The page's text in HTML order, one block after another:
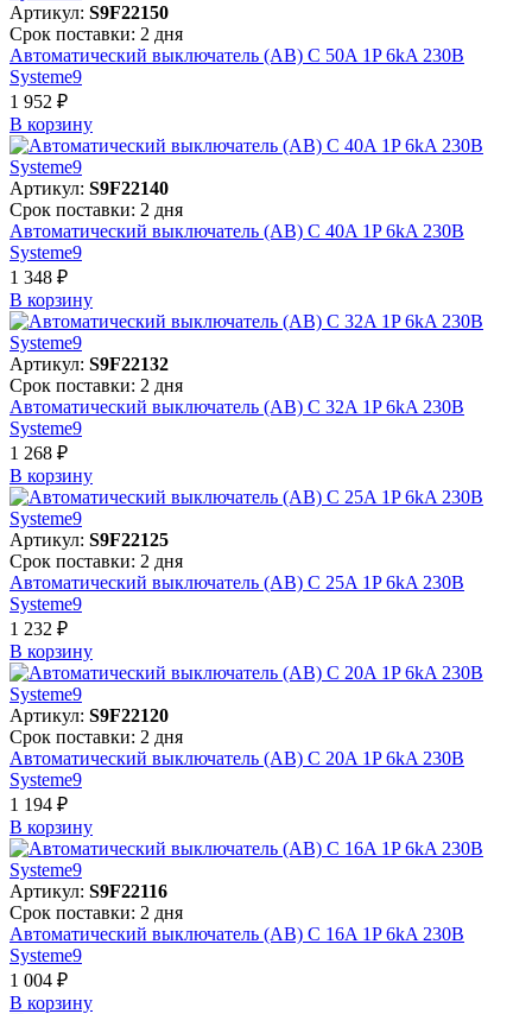
Артикул: S9F22150
Срок поставки: 2 дня
Автоматический выключатель (АВ) C 50A 1P 6kA 230В
Systeme9
1 952 ₽
В корзинy
Артикул: S9F22140
Срок поставки: 2 дня
Автоматический выключатель (АВ) C 40A 1P 6kA 230В
Systeme9
1 348 ₽
В корзинy
Артикул: S9F22132
Срок поставки: 2 дня
Автоматический выключатель (АВ) C 32A 1P 6kA 230В
Systeme9
1 268 ₽
В корзинy
Артикул: S9F22125
Срок поставки: 2 дня
Автоматический выключатель (АВ) C 25A 1P 6kA 230В
Systeme9
1 232 ₽
В корзинy
Артикул: S9F22120
Срок поставки: 2 дня
Автоматический выключатель (АВ) C 20A 1P 6kA 230В
Systeme9
1 194 ₽
В корзинy
Артикул: S9F22116
Срок поставки: 2 дня
Автоматический выключатель (АВ) C 16A 1P 6kA 230В
Systeme9
1 004 ₽
В корзинy